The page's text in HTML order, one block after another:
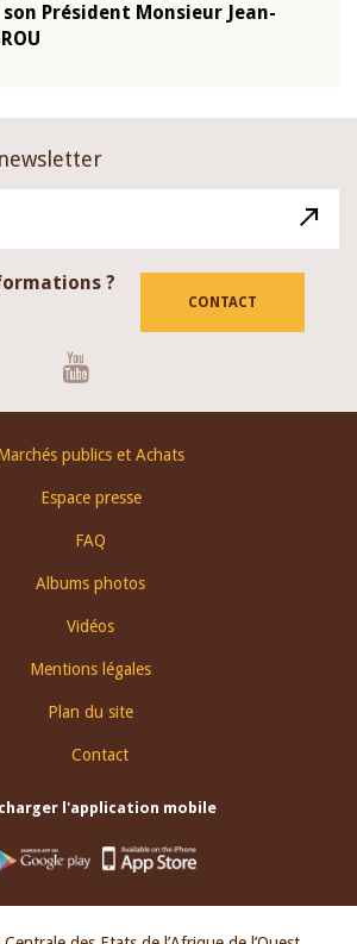
Président Monsieur Jean-
?
CONTACT
publics et Achats
Espace presse
FAQ
Albums photos
Vidéos
Mentions légales
Plan du site
Contact
l'application mobile